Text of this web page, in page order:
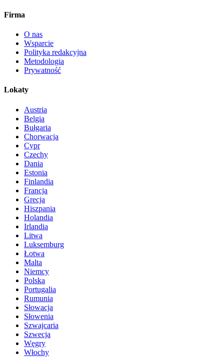
Firma
O nas
Wsparcie
Polityka redakcyjna
Metodologia
Prywatność
Lokaty
Austria
Belgia
Bułgaria
Chorwacja
Cypr
Czechy
Dania
Estonia
Finlandia
Francja
Grecja
Hiszpania
Holandia
Irlandia
Litwa
Luksemburg
Łotwa
Malta
Niemcy
Polska
Portugalia
Rumunia
Słowacja
Słowenia
Szwajcaria
Szwecja
Węgry
Włochy